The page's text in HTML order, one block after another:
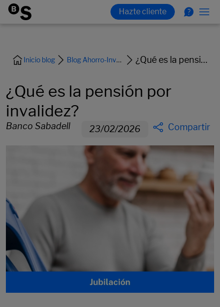
Inicio blog Blog Ahorro-Inversion-Jubilacion ¿Qué es la pensión por invalidez?
¿Qué es la pensión por
invalidez?
Banco Sabadell 23/02/2026 Compartir